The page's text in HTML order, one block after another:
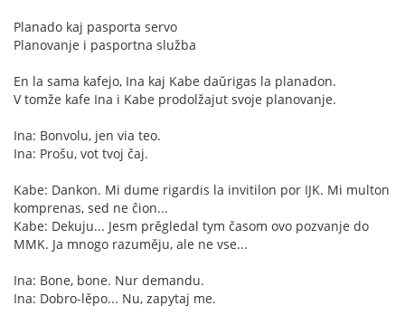
Planado kaj pasporta servo
Planovanje i pasportna služba
En la sama kafejo, Ina kaj Kabe daŭrigas la planadon.
V tomže kafe Ina i Kabe prodolžajut svoje planovanje.
Ina: Bonvolu, jen via teo.
Ina: Prošu, vot tvoj čaj.
Kabe: Dankon. Mi dume rigardis la invitilon por IJK. Mi multon
komprenas, sed ne ĉion...
Kabe: Dekuju... Jesm prěgledal tym časom ovo pozvanje do
MMK. Ja mnogo razuměju, ale ne vse...
Ina: Bone, bone. Nur demandu.
Ina: Dobro-lěpo... Nu, zapytaj me.